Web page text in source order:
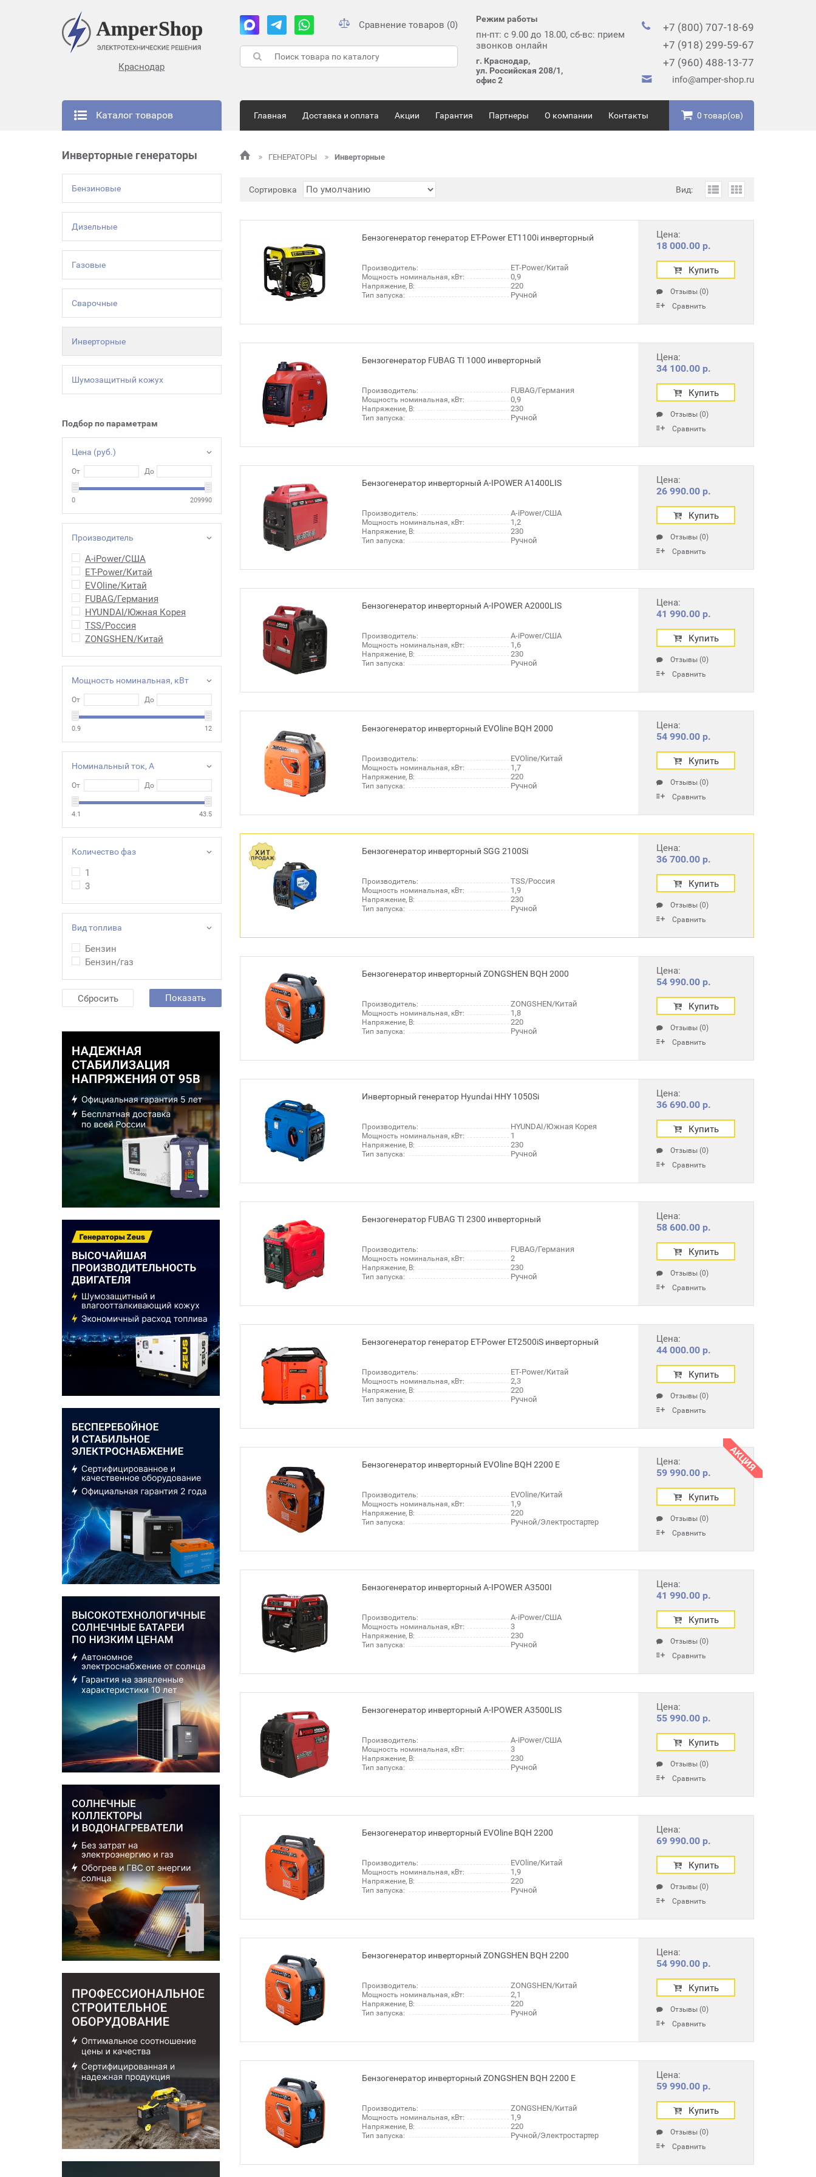
Краснодар
Сравнение товаров (0)
Режим работы
пн-пт: с 9.00 до 18.00, сб-вс: прием
звонков онлайн
г. Краснодар,
ул. Российская 208/1,
офис 2
+7 (800) 707-18-69
+7 (918) 299-59-67
+7 (960) 488-13-77
info@amper-shop.ru
Каталог товаров Главная Доставка и оплата Акции Гарантия Партнеры О компании Контакты 0 товар(ов)
Инверторные генераторы
Бензиновые
Дизельные
Газовые
Сварочные
Инверторные
Шумозащитный кожух
Подбор по параметрам
Цена (руб.)
От До
0 209990
Производитель
A-iPower/США
ET-Power/Китай
EVOline/Китай
FUBAG/Германия
HYUNDAI/Южная Корея
TSS/Россия
ZONGSHEN/Китай
Мощность номинальная, кВт
От До
0.9 12
Номинальный ток, А
От До
4.1 43.5
Количество фаз
1
3
Вид топлива
Бензин
Бензин/газ
Сбросить Показать
ГЕНЕРАТОРЫ Инверторные
Сортировка Вид:
Бензогенератор генератор ET-Power ET1100i инверторный
Производитель: ET-Power/Китай
Мощность номинальная, кВт: 0,9
Напряжение, В: 220
Тип запуска: Ручной
Цена:
18 000.00 р.
Купить
Отзывы (0)
Сравнить
Бензогенератор FUBAG TI 1000 инверторный
Производитель: FUBAG/Германия
Мощность номинальная, кВт: 0,9
Напряжение, В: 230
Тип запуска: Ручной
Цена:
34 100.00 р.
Купить
Отзывы (0)
Сравнить
Бензогенератор инверторный A-IPOWER A1400LIS
Производитель: A-iPower/США
Мощность номинальная, кВт: 1,2
Напряжение, В: 230
Тип запуска: Ручной
Цена:
26 990.00 р.
Купить
Отзывы (0)
Сравнить
Бензогенератор инверторный A-IPOWER A2000LIS
Производитель: A-iPower/США
Мощность номинальная, кВт: 1,6
Напряжение, В: 230
Тип запуска: Ручной
Цена:
41 990.00 р.
Купить
Отзывы (0)
Сравнить
Бензогенератор инверторный EVOline BQH 2000
Производитель: EVOline/Китай
Мощность номинальная, кВт: 1,7
Напряжение, В: 220
Тип запуска: Ручной
Цена:
54 990.00 р.
Купить
Отзывы (0)
Сравнить
Бензогенератор инверторный SGG 2100Si
Производитель: TSS/Россия
Мощность номинальная, кВт: 1,9
Напряжение, В: 230
Тип запуска: Ручной
Цена:
36 700.00 р.
Купить
Отзывы (0)
Сравнить
Бензогенератор инверторный ZONGSHEN BQH 2000
Производитель: ZONGSHEN/Китай
Мощность номинальная, кВт: 1,8
Напряжение, В: 220
Тип запуска: Ручной
Цена:
54 990.00 р.
Купить
Отзывы (0)
Сравнить
Инверторный генератор Hyundai HHY 1050Si
Производитель: HYUNDAI/Южная Корея
Мощность номинальная, кВт: 1
Напряжение, В: 230
Тип запуска: Ручной
Цена:
36 690.00 р.
Купить
Отзывы (0)
Сравнить
Бензогенератор FUBAG TI 2300 инверторный
Производитель: FUBAG/Германия
Мощность номинальная, кВт: 2
Напряжение, В: 230
Тип запуска: Ручной
Цена:
58 600.00 р.
Купить
Отзывы (0)
Сравнить
Бензогенератор генератор ET-Power ET2500iS инверторный
Производитель: ET-Power/Китай
Мощность номинальная, кВт: 2,3
Напряжение, В: 220
Тип запуска: Ручной
Цена:
44 000.00 р.
Купить
Отзывы (0)
Сравнить
АКЦИЯ
Бензогенератор инверторный EVOline BQH 2200 E
Производитель: EVOline/Китай
Мощность номинальная, кВт: 1,9
Напряжение, В: 220
Тип запуска: Ручной/Электростартер
Цена:
59 990.00 р.
Купить
Отзывы (0)
Сравнить
Бензогенератор инверторный A-IPOWER A3500I
Производитель: A-iPower/США
Мощность номинальная, кВт: 3
Напряжение, В: 230
Тип запуска: Ручной
Цена:
41 990.00 р.
Купить
Отзывы (0)
Сравнить
Бензогенератор инверторный A-IPOWER A3500LIS
Производитель: A-iPower/США
Мощность номинальная, кВт: 3
Напряжение, В: 230
Тип запуска: Ручной
Цена:
55 990.00 р.
Купить
Отзывы (0)
Сравнить
Бензогенератор инверторный EVOline BQH 2200
Производитель: EVOline/Китай
Мощность номинальная, кВт: 1,9
Напряжение, В: 220
Тип запуска: Ручной
Цена:
69 990.00 р.
Купить
Отзывы (0)
Сравнить
Бензогенератор инверторный ZONGSHEN BQH 2200
Производитель: ZONGSHEN/Китай
Мощность номинальная, кВт: 2,1
Напряжение, В: 220
Тип запуска: Ручной
Цена:
54 990.00 р.
Купить
Отзывы (0)
Сравнить
Бензогенератор инверторный ZONGSHEN BQH 2200 E
Производитель: ZONGSHEN/Китай
Мощность номинальная, кВт: 1,9
Напряжение, В: 220
Тип запуска: Ручной/Электростартер
Цена:
59 990.00 р.
Купить
Отзывы (0)
Сравнить